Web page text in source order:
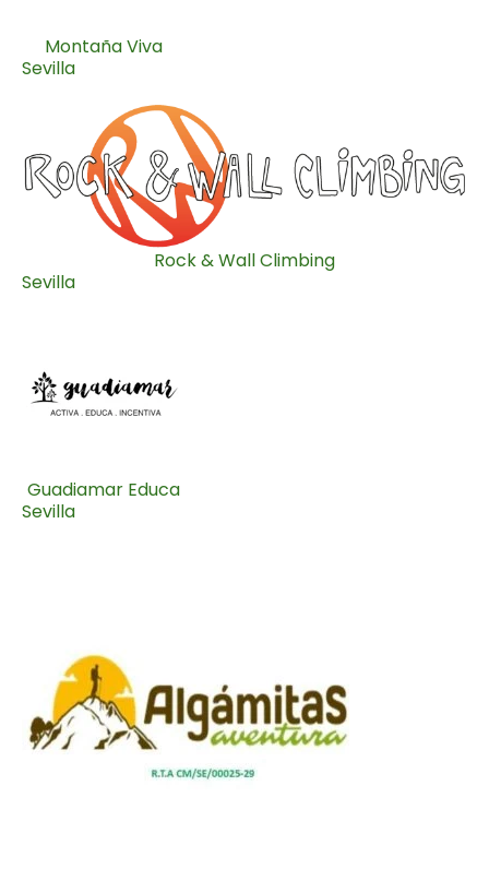
Montaña Viva
Sevilla
Rock & Wall Climbing
Sevilla
Guadiamar Educa
Sevilla